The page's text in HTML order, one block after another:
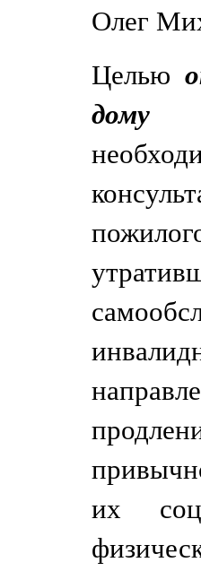
Олег
Целью
дому
их